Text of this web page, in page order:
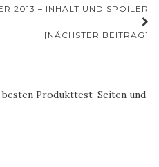
2013 – INHALT UND SPOILER
[NÄCHSTER BEITRAG]